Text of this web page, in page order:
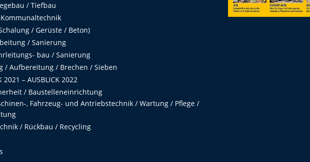
/ Tiefbau
/ Gerüste / Beton)
/ Sanierung
bau / Sanierung
/ Aufbereitung / Brechen / Sieben
2021 – AUSBLICK 2022
/ Baustelleneinrichtung
, Fahrzeug- und Antriebstechnik / Wartung / Pflege /
/ Rückbau / Recycling